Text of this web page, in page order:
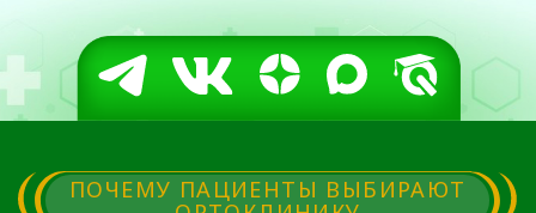
предоставления самого оптимального
хирургического лечения. В нашей клинике
используются только самые современные и
проверенные методы лечения с применением
самой передовой и современной
медицинской аппаратуры.